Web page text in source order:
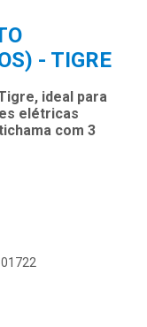
- TIGRE
ideal para
elétricas
com 3